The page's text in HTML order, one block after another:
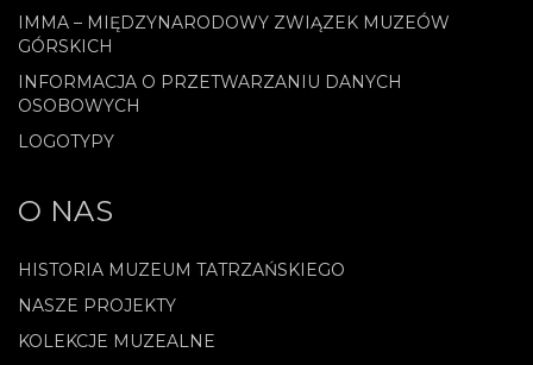
IMMA – MIĘDZYNARODOWY ZWIĄZEK MUZEÓW
GÓRSKICH
INFORMACJA O PRZETWARZANIU DANYCH
OSOBOWYCH
LOGOTYPY
O NAS
HISTORIA MUZEUM TATRZAŃSKIEGO
NASZE PROJEKTY
KOLEKCJE MUZEALNE